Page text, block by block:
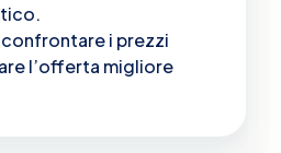
i prezzi
l’offerta migliore